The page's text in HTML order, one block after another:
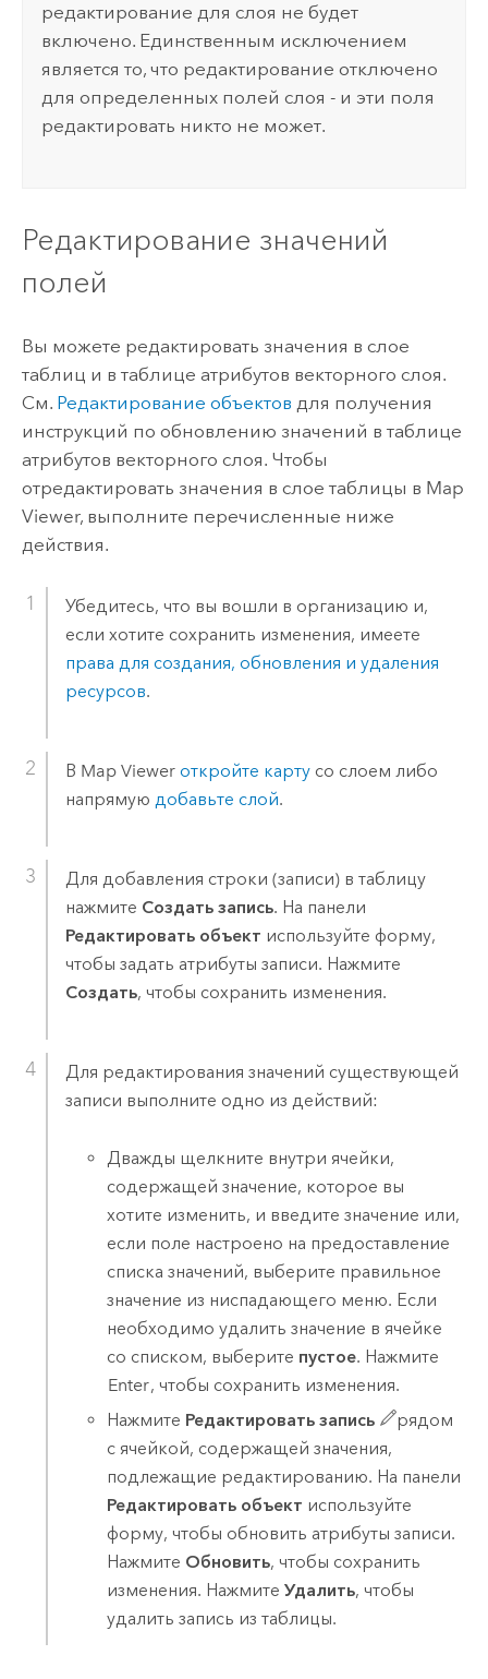
редактирование для слоя не будет
включено. Единственным исключением
является то, что редактирование отключено
для определенных полей слоя - и эти поля
редактировать никто не может.
Редактирование значений
полей
Вы можете редактировать значения в слое
таблиц и в таблице атрибутов векторного слоя.
См. Редактирование объектов для получения
инструкций по обновлению значений в таблице
атрибутов векторного слоя. Чтобы
отредактировать значения в слое таблицы в Map
Viewer, выполните перечисленные ниже
действия.
Убедитесь, что вы вошли в организацию и,
если хотите сохранить изменения, имеете
права для создания, обновления и удаления
ресурсов.
В Map Viewer откройте картусо слоем либо
напрямую добавьте слой.
Для добавления строки (записи) в таблицу
нажмите Создать запись. На панели
Редактировать объект используйте форму,
чтобы задать атрибуты записи. Нажмите
Создать, чтобы сохранить изменения.
Для редактирования значений существующей
записи выполните одно из действий:
Дважды щелкните внутри ячейки,
содержащей значение, которое вы
хотите изменить, и введите значение или,
если поле настроено на предоставление
списка значений, выберите правильное
значение из ниспадающего меню. Если
необходимо удалить значение в ячейке
со списком, выберите пустое. Нажмите
Enter, чтобы сохранить изменения.
Нажмите Редактировать запись
рядом
с ячейкой, содержащей значения,
подлежащие редактированию. На панели
Редактировать объект используйте
форму, чтобы обновить атрибуты записи.
Нажмите Обновить, чтобы сохранить
изменения. НажмитеУдалить, чтобы
удалить запись из таблицы.